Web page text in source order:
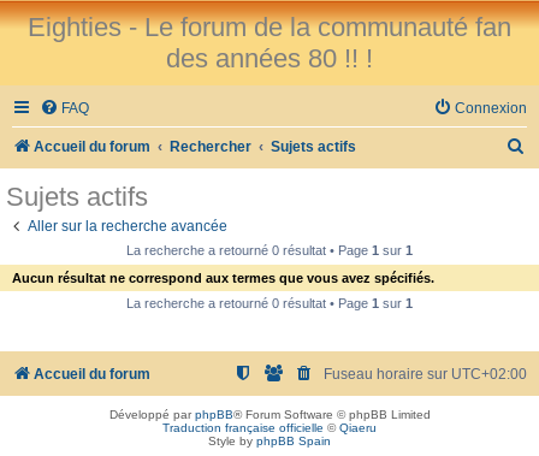
Eighties - Le forum de la communauté fan
des années 80 !! !
FAQ Connexion
Accueil du forum Rechercher Sujets actifs
e
Sujets actifs
Aller sur la recherche avancée
La recherche a retourné 0 résultat • Page 1 sur 1
Aucun résultat ne correspond aux termes que vous avez spécifiés.
La recherche a retourné 0 résultat • Page 1 sur 1
Accueil du forum Fuseau horaire sur UTC+02:00
Développé parphpBB® Forum Software © phpBB Limited
Traduction française officielle ©Qiaeru
Style by phpBB Spain